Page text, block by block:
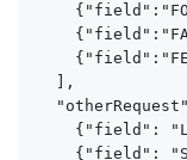
  ],
{"field":
{"field":